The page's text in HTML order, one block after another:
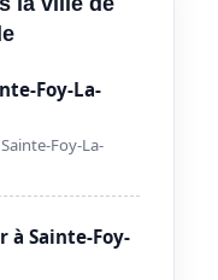
Foy-La-
Foy-La-
à Sainte-Foy-